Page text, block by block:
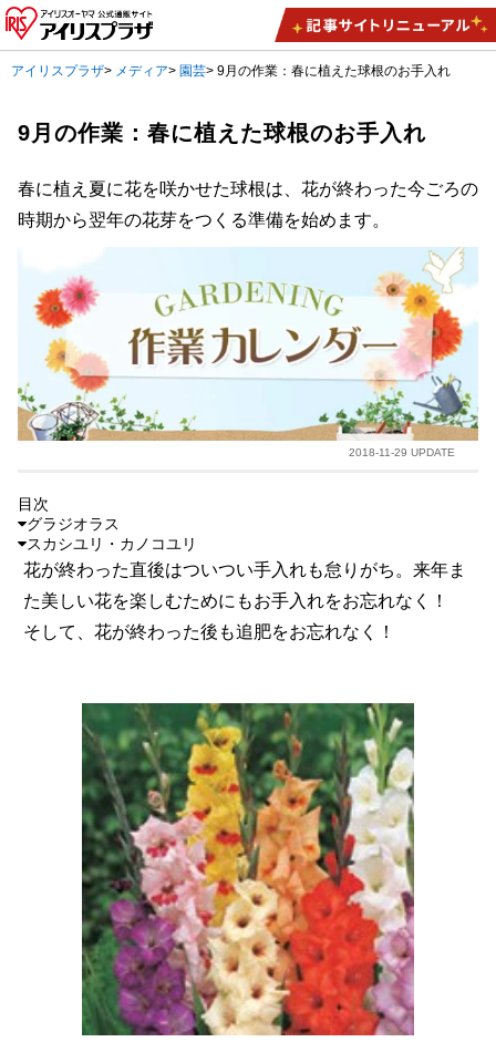
アイリスプラザ> メディア> 園芸>9月の作業：春に植えた球根のお手入れ
9月の作業：春に植えた球根のお手入れ
春に植え夏に花を咲かせた球根は、花が終わった今ごろの
時期から翌年の花芽をつくる準備を始めます。
2018-11-29 UPDATE
目次
グラジオラス
スカシユリ・カノコユリ
花が終わった直後はついつい手入れも怠りがち。来年ま
た美しい花を楽しむためにもお手入れをお忘れなく！
そして、花が終わった後も追肥をお忘れなく！